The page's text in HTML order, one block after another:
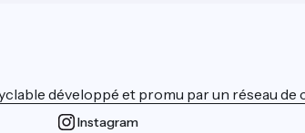
développé et promu par un réseau
Instagram